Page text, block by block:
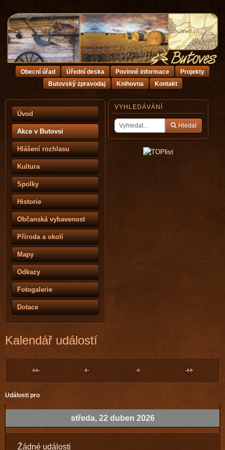
Úvod
Akce v Butovsi
Hlášení rozhlasu
Kultura
Spolky
Historie
Občanská vybavenost
Příroda a okolí
Mapy
Odkazy
Fotogalerie
Dotace
VYHLEDÁVÁNÍ
Hledat
Obecní úřad Úřední deska Povinné informace
Projekty
Butovský zpravodaj
Knihovna Kontakt
Kalendář událostí
Události pro
středa, 22 duben 2026
Žádné události